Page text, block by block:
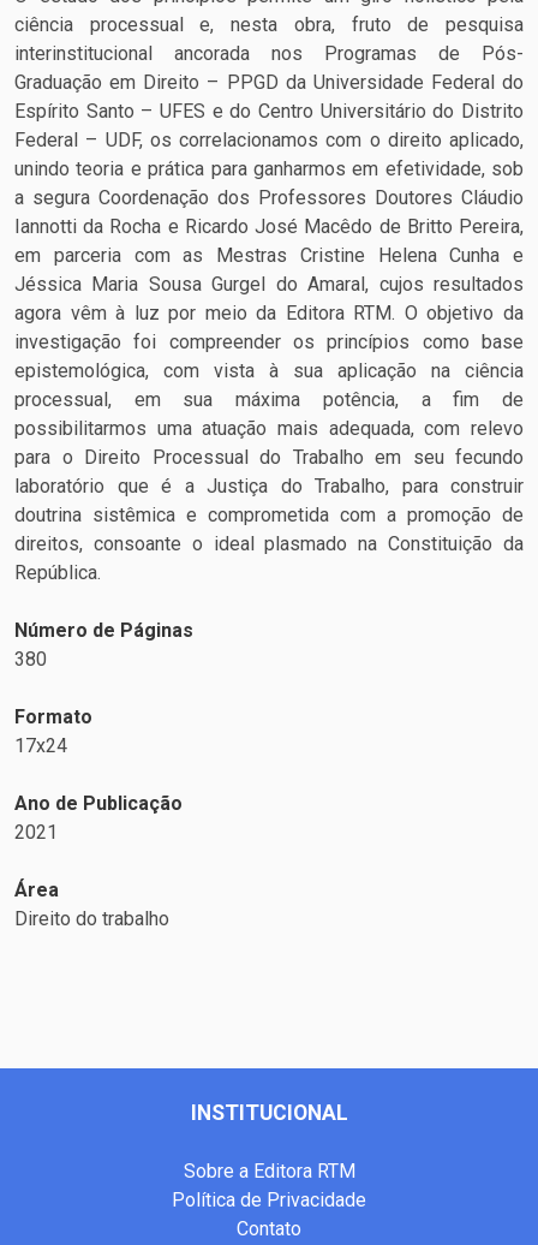
ciência processual e, nesta obra, fruto de pesquisa
interinstitucional ancorada nos Programas de Pós-
Graduação em Direito – PPGD da Universidade Federal do
Espírito Santo – UFES e do Centro Universitário do Distrito
Federal – UDF, os correlacionamos com o direito aplicado,
unindo teoria e prática para ganharmos em efetividade, sob
a segura Coordenação dos Professores Doutores Cláudio
Iannotti da Rocha e Ricardo José Macêdo de Britto Pereira,
em parceria com as Mestras Cristine Helena Cunha e
Jéssica Maria Sousa Gurgel do Amaral, cujos resultados
agora vêm à luz por meio da Editora RTM. O objetivo da
investigação foi compreender os princípios como base
epistemológica, com vista à sua aplicação na ciência
processual, em sua máxima potência, a fim de
possibilitarmos uma atuação mais adequada, com relevo
para o Direito Processual do Trabalho em seu fecundo
laboratório que é a Justiça do Trabalho, para construir
doutrina sistêmica e comprometida com a promoção de
direitos, consoante o ideal plasmado na Constituição da
República.
Número de Páginas
380
Formato
17x24
Ano de Publicação
2021
Área
Direito do trabalho
INSTITUCIONAL
Sobre a Editora RTM
Política de Privacidade
Contato